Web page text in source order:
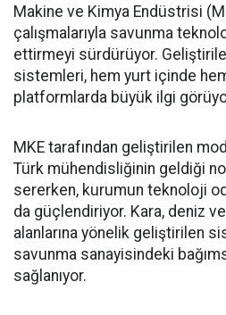
Makine ve Kimya Endüstrisi
çalışmalarıyla savunma
ettirmeyi sürdürüyor.
sistemleri, hem yurt içinde
platformlarda büyük ilgi
MKE tarafından geliştirilen
Türk mühendisliğinin geldiği
sererken, kurumun teknoloji
da güçlendiriyor. Kara, deniz
alanlarına yönelik geliştirilen
savunma sanayisindeki
sağlanıyor.